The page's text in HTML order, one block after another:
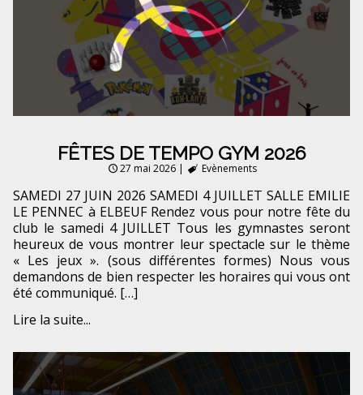
FÊTES DE TEMPO GYM 2026
27 mai 2026| Evènements
SAMEDI 27 JUIN 2026 SAMEDI 4 JUILLET SALLE EMILIE
LE PENNEC à ELBEUF Rendez vous pour notre fête du
club le samedi 4 JUILLET Tous les gymnastes seront
heureux de vous montrer leur spectacle sur le thème
« Les jeux ». (sous différentes formes) Nous vous
demandons de bien respecter les horaires qui vous ont
été communiqué. […]
Lire la suite...